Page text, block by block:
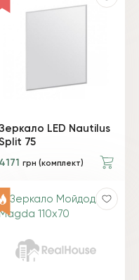
LED Nautilus
75
4171 грн (комплект)